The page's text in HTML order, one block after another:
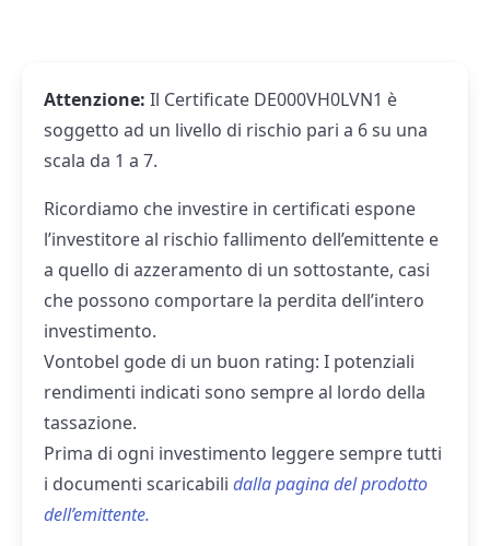
Attenzione: Il Certificate DE000VH0LVN1 è
soggetto ad un livello di rischio pari a 6 su una
scala da 1 a 7.
Ricordiamo che investire in certificati espone
l’investitore al rischio fallimento dell’emittente e
a quello di azzeramento di un sottostante, casi
che possono comportare la perdita dell’intero
investimento.
Vontobel gode di un buon rating: I potenziali
rendimenti indicati sono sempre al lordo della
tassazione.
Prima di ogni investimento leggere sempre tutti
i documenti scaricabili dalla pagina del prodotto
dell’emittente.